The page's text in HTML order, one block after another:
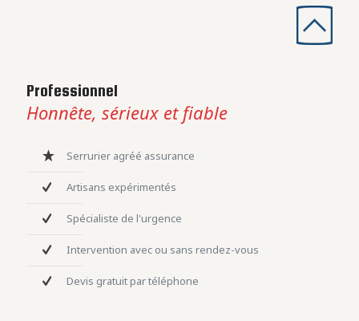
Professionnel
Honnête, sérieux et fiable
Serrurier agréé assurance
Artisans expérimentés
Spécialiste de l'urgence
Intervention avec ou sans rendez-vous
Devis gratuit par téléphone